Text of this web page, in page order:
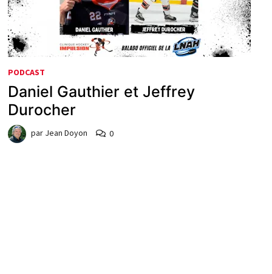
PODCAST
Daniel Gauthier et Jeffrey
Durocher
par Jean Doyon 0